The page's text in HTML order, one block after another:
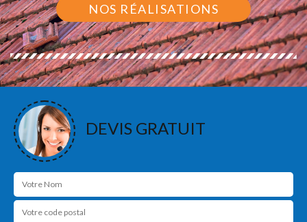
NOS RÉALISATIONS
DEVIS GRATUIT